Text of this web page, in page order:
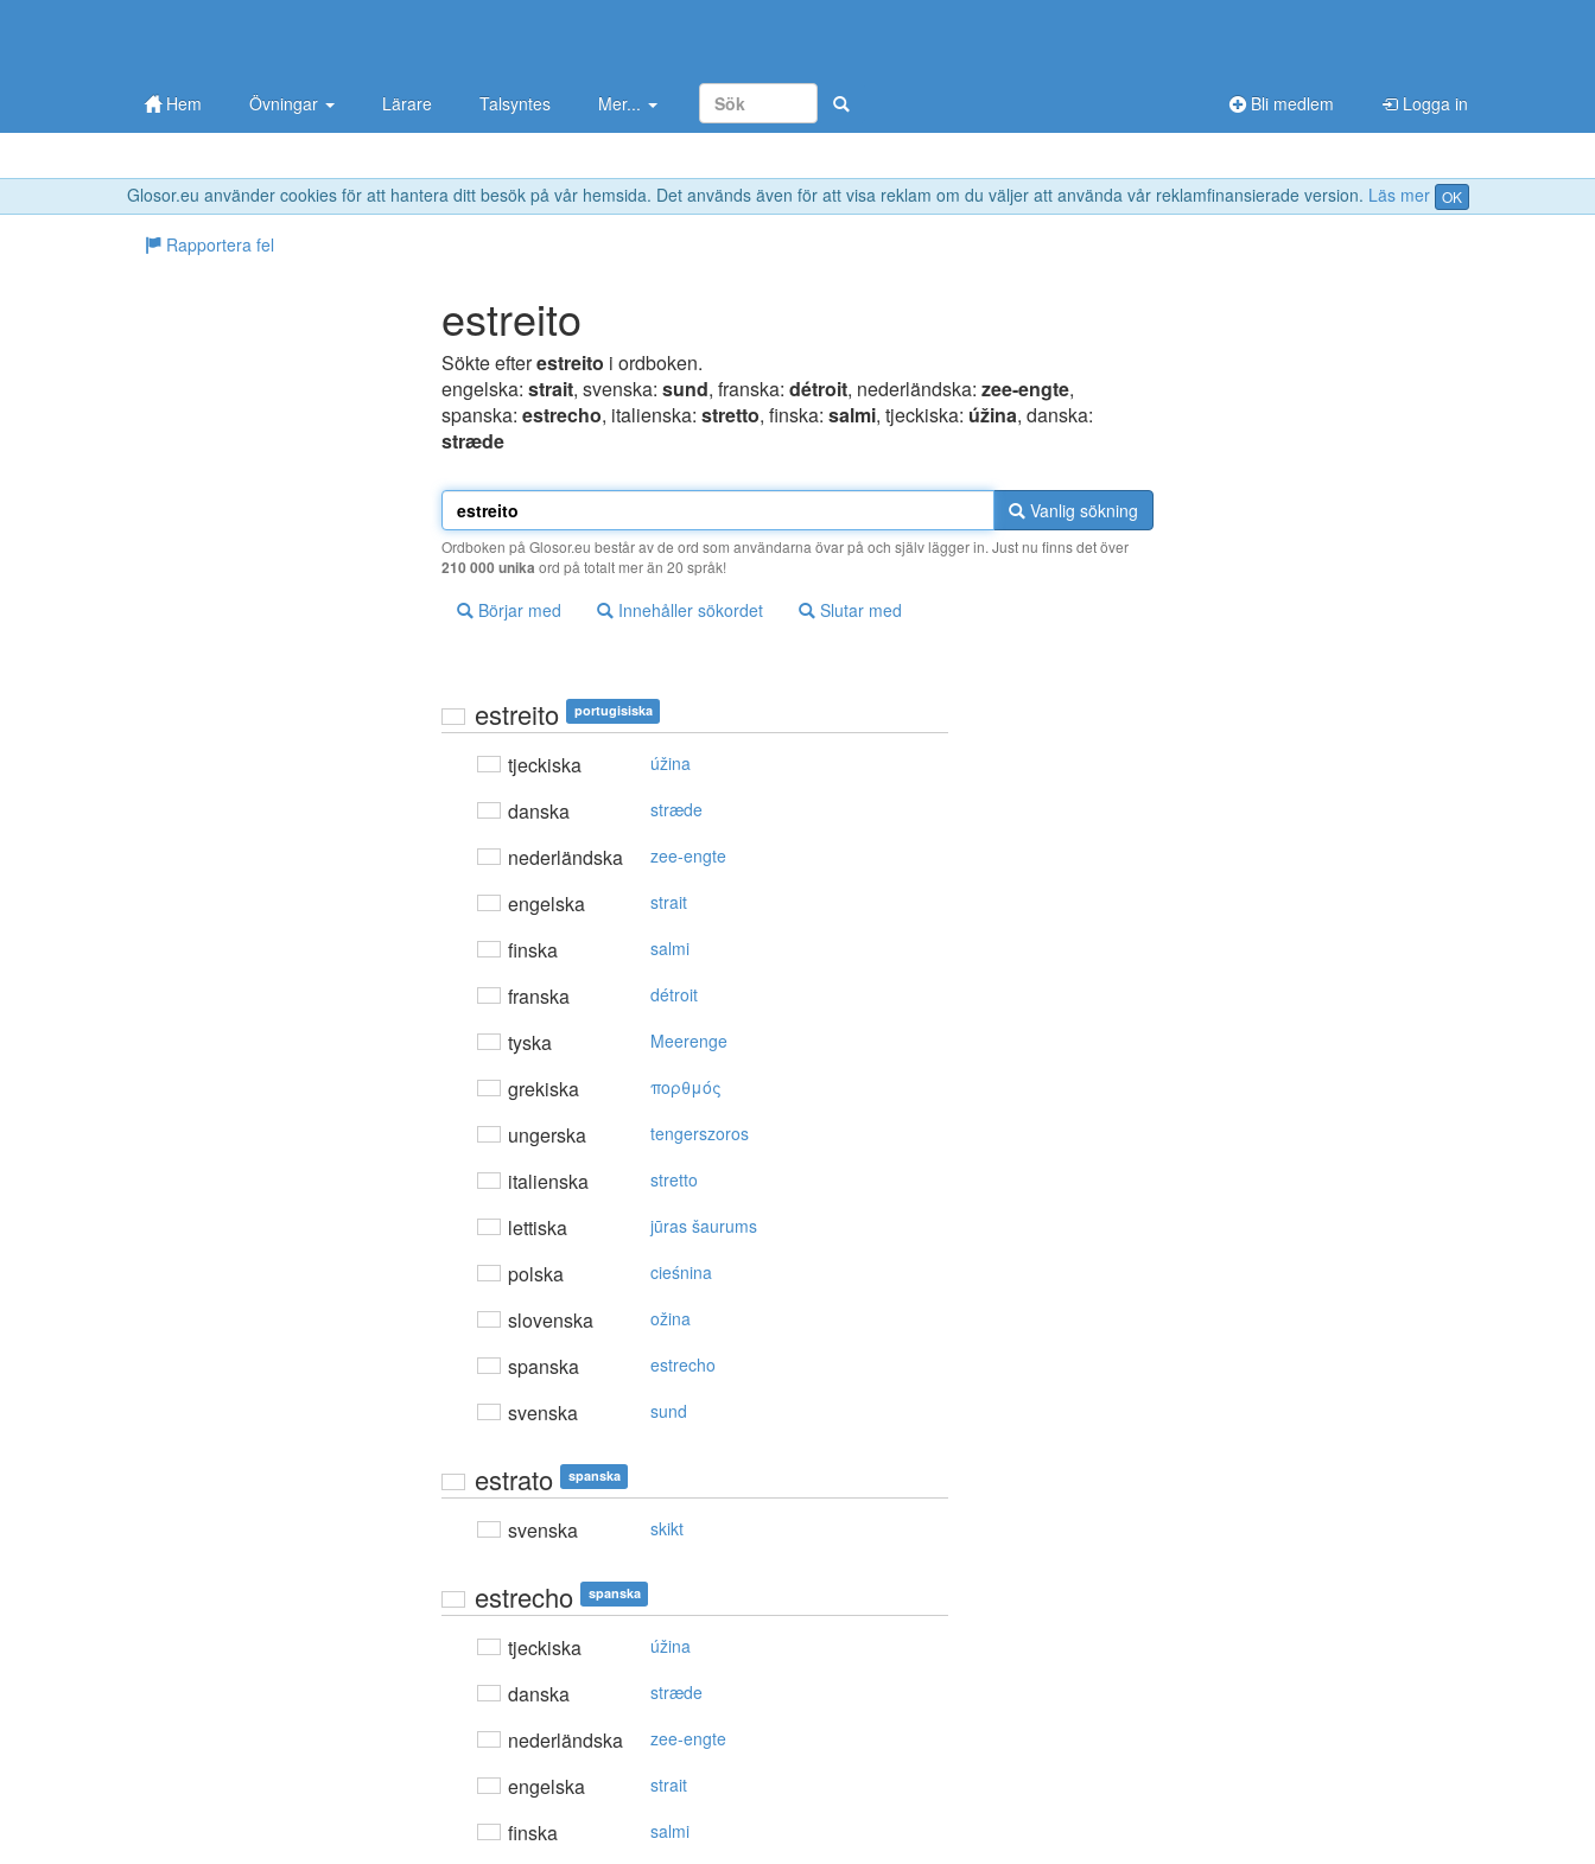
Glosor.eu använder cookies för att hantera ditt besök på vår hemsida. Det används även för att visa reklam om du väljer att använda vår reklamfinansierade version. Läs mer OK
Hem Övningar Lärare Talsyntes Mer... Bli medlem Logga in
Rapportera fel
estreito
Sökte efterestreito i ordboken.
engelska: strait, svenska: sund, franska: détroit, nederländska: zee-engte,
spanska: estrecho, italienska: stretto, finska: salmi, tjeckiska: úžina, danska:
stræde
Vanlig sökning
Ordboken på Glosor.eu består av de ord som användarna övar på och själv lägger in. Just nu finns det över
210 000 unika ord på totalt mer än 20 språk!
Börjar med Innehåller sökordet Slutar med
estreito portugisiska
tjeckiska úžina
danska stræde
nederländska zee-engte
engelska strait
finska salmi
franska détroit
tyska Meerenge
grekiska πoρθμός
ungerska tengerszoros
italienska stretto
lettiska jūras šaurums
polska cieśnina
slovenska ožina
spanska estrecho
svenska sund
estrato spanska
svenska skikt
estrecho spanska
tjeckiska úžina
danska stræde
nederländska zee-engte
engelska strait
finska salmi